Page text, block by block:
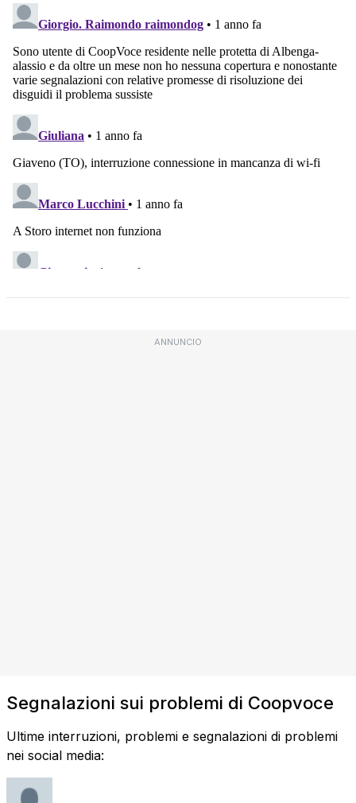
ANNUNCIO
Segnalazioni sui problemi di Coopvoce
Ultime interruzioni, problemi e segnalazioni di problemi
nei social media: